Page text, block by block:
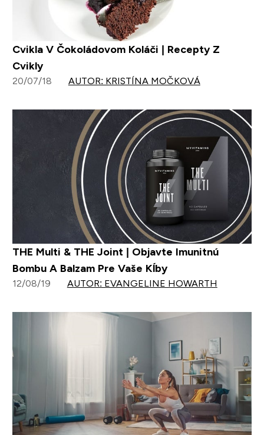
Cvikla V Čokoládovom Koláči | Recepty Z
Cvikly
20/07/18 AUTOR: KRISTÍNA MOČKOVÁ
THE Multi & THE Joint | Objavte Imunitnú
Bombu A Balzam Pre Vaše Kĺby
12/08/19 AUTOR: EVANGELINE HOWARTH